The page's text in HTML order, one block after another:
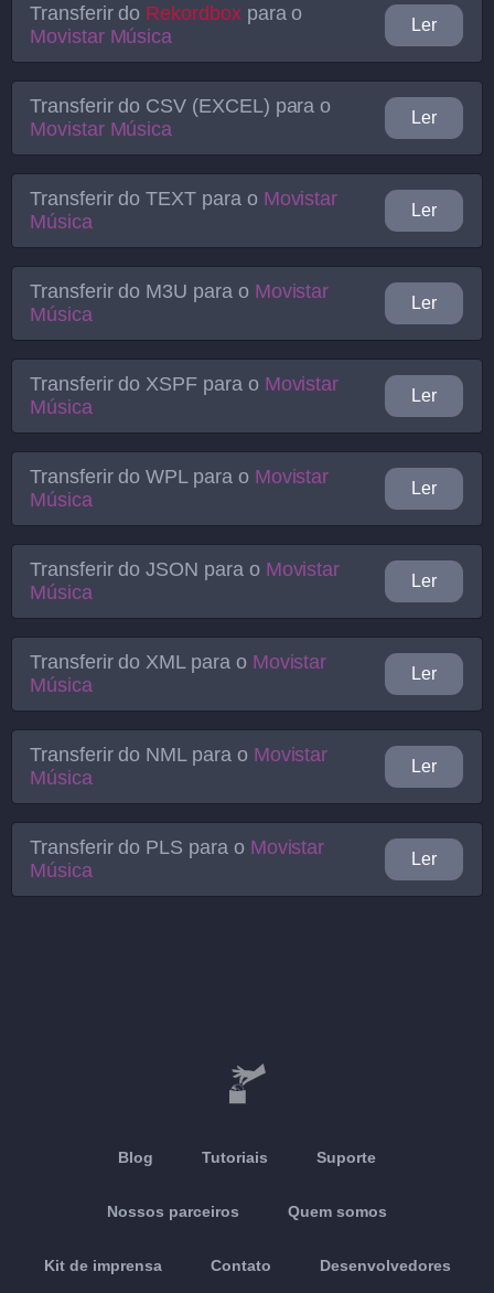
Transferir do Rekordboxpara o
Movistar Música
Ler
Transferir do CSV (EXCEL) para o
Movistar Música
Ler
Transferir doTEXT para o Movistar
Música
Ler
Transferir do M3U para o Movistar
Música
Ler
Transferir do XSPF para o Movistar
Música
Ler
Transferir doWPLpara o Movistar
Música
Ler
Transferir doJSON para o Movistar
Música
Ler
Transferir do XMLpara o Movistar
Música
Ler
Transferir do NMLpara o Movistar
Música
Ler
Transferir do PLS para o Movistar
Música
Ler
Blog Tutoriais Suporte
Nossos parceiros Quem somos
Kit de imprensa Contato Desenvolvedores